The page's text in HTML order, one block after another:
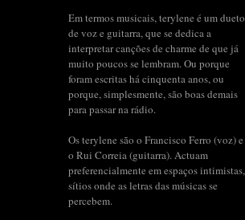
Em termos musicais, terylene é um dueto
de voz e guitarra, que se dedica a
interpretar canções de charme de que já
muito poucos se lembram. Ou porque
foram escritas há cinquenta anos, ou
porque, simplesmente, são boas demais
para passar na rádio.
Os terylene são o Francisco Ferro (voz) e
o Rui Correia (guitarra). Actuam
preferencialmente em espaços intimistas,
sítios onde as letras das músicas se
percebem.